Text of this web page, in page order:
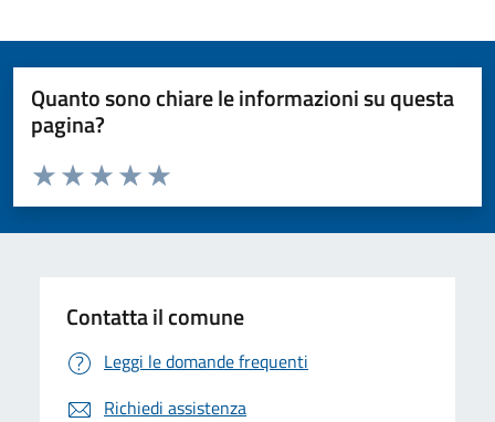
Quanto sono chiare le informazioni su questa
pagina?
Valuta da 1 a 5 stelle la pagina
Valuta 5 stelle su 5
Valuta 4 stelle su 5
Valuta 3 stelle su 5
Valuta 2 stelle su 5
Valuta 1 stelle su 5
Contatta il comune
Leggi le domande frequenti
Richiedi assistenza